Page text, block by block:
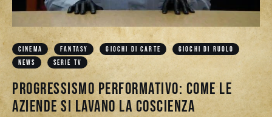
CINEMA FANTASY GIOCHI DI CARTE
GIOCHI DI RUOLO
NEWS
SERIE TV
Progressismo performativo: come le
aziende si lavano la coscienza